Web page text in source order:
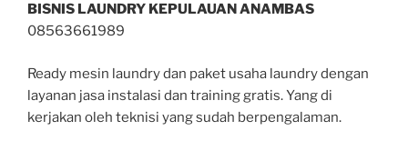
BISNIS LAUNDRY KEPULAUAN ANAMBAS
08563661989
Ready mesin laundry dan paket usaha laundry dengan
layanan jasa instalasi dan training gratis. Yang di
kerjakan oleh teknisi yang sudah berpengalaman.